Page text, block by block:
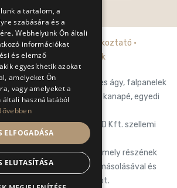
Küldés
tájékoztató·Cookie tájékoztató ·
szerződési feltételek
franciaágy, falpaneles ágy, falpanelek
luxury ágy, prémium kanapé, egyedi
design kanapé.
tartalom a POSH-TREND Kft. szellemi
tulajdona.
fenntart minden, a lap bármely részének
technikával történő másolásával és
kapcsolatos jogot.
a tartalom, a
szabására és a
Webhelyünk Ön általi
információkat
és elemző
egyesíthetik azokat
amelyeket Ön
vagy amelyeket a
használatából
ELFOGADÁSA
ELUTASÍTÁSA